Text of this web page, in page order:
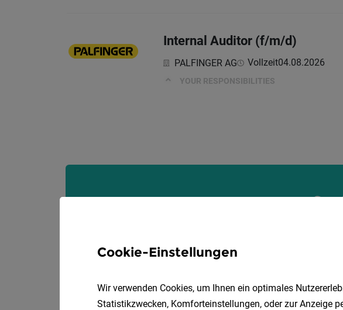
Internal Auditor (f/m/d)
PALFINGER AG Vollzeit04.08.2026
YOUR RESPONSIBILITIES
Cookie-Einstellungen
Wir verwenden Cookies, um Ihnen ein optimales
Statistikzwecken, Komforteinstellungen, oder zur Anzeige